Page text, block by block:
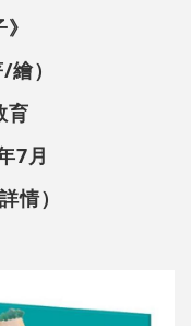
）
育
7月
情）